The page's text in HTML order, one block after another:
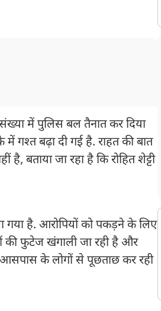
में पुलिस बल तैनात कर दिया
गश्त बढ़ा दी गई है. राहत की बात
बताया जा रहा है कि रोहित शेट्टी
गया है. आरोपियों को पकड़ने के लिए
की फुटेज खंगाली जा रही है और
आसपास के लोगों से पूछताछ कर रही